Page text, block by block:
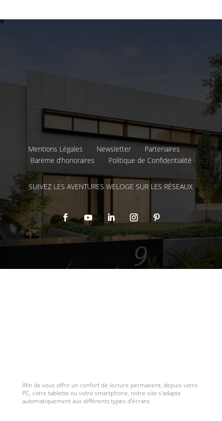
Mentions Légales Newsletter
Partenaires
Barème d’honoraires
Politique de Confidentialité
SUIVEZ LES AVENTURES WELOGE SUR LES RÉSEAUX
Afin de vous offrir un confort de lecture permanent, depuis votre
PC, votre tablette ou votre smartphone, notre site s’adapte
automatiquement aux différents types d’écrans